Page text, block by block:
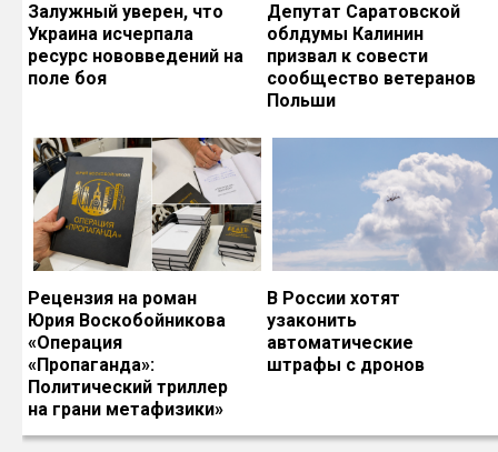
Залужный уверен, что
Украина исчерпала
ресурс нововведений на
поле боя
Депутат Саратовской
облдумы Калинин
призвал к совести
сообщество ветеранов
Польши
Рецензия на роман
Юрия Воскобойникова
«Операция
«Пропаганда»:
Политический триллер
на грани метафизики»
В России хотят
узаконить
автоматические
штрафы с дронов